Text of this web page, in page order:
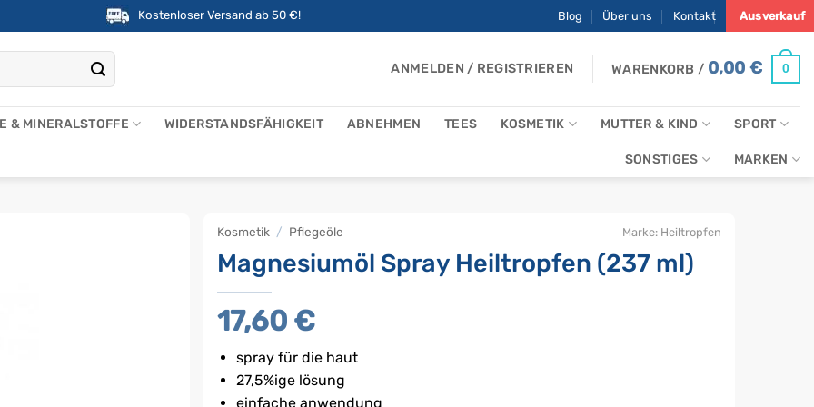
Kostenloser Versand ab 50 €! Blog Über uns Kontakt Ausverkauf
ANMELDEN / REGISTRIEREN WARENKORB / 0,00€ 0
& MINERALSTOFFE WIDERSTANDSFÄHIGKEIT ABNEHMEN TEES KOSMETIK MUTTER & KIND SPORT
SONSTIGES MARKEN
Kosmetik / Pflegeöle
Magnesiumöl Spray Heiltropfen (237 ml)
17,60 €
spray für die haut
27,5%ige lösung
einfache anwendung
Marke: Heiltropfen